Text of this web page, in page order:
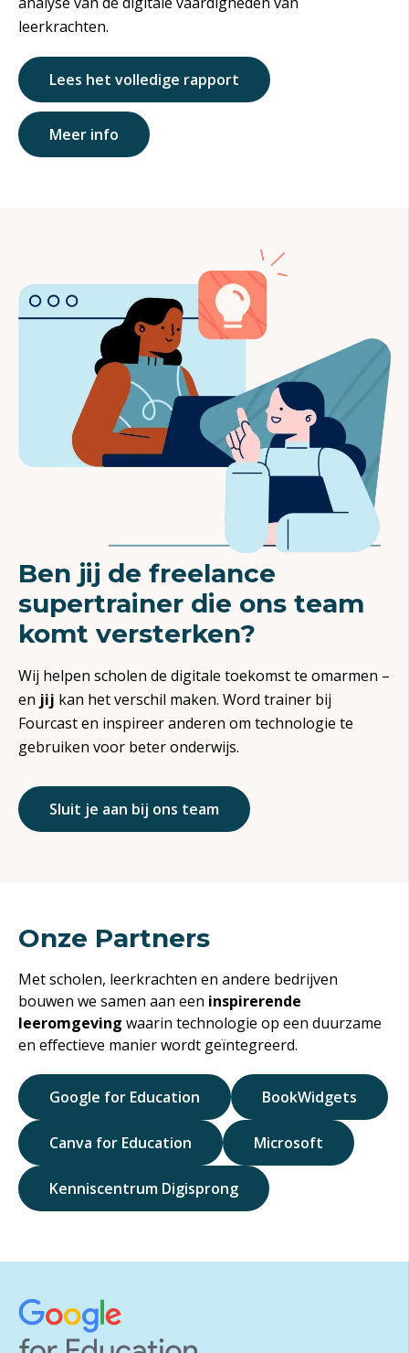
leerkrachten.
Lees het volledige rapport
Meer info
Ben jij de freelance
supertrainer die ons team
komt versterken?
Wij helpen scholen de digitale toekomst te omarmen –
en jij kan het verschil maken. Word trainer bij
Fourcasten inspireer anderen om technologie te
gebruiken voor beter onderwijs.
Sluit je aan bij ons team
Onze Partners
Met scholen, leerkrachten en andere bedrijven
bouwen we samen aan een inspirerende
leeromgeving waarin technologie op een duurzame
en effectieve manier wordt geïntegreerd.
Google for Education BookWidgets
Canva for Education Microsoft
Kenniscentrum Digisprong